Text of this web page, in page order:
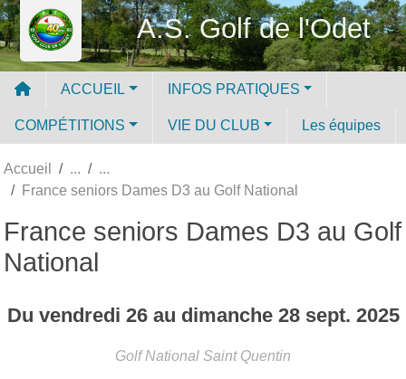
A.S. Golf de l'Odet
ACCUEIL INFOS PRATIQUES
COMPÉTITIONS VIE DU CLUB Les équipes
Accueil
France seniors Dames D3 au Golf National
France seniors Dames D3 au Golf
National
Du vendredi 26au dimanche 28 sept. 2025
Golf National Saint Quentin
Panneau de gestion des cookies